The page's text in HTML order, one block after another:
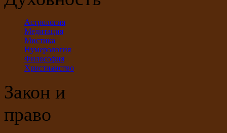
Астрология
Медитация
Мистика
Нумерология
Философия
Христианство
Закон и
право